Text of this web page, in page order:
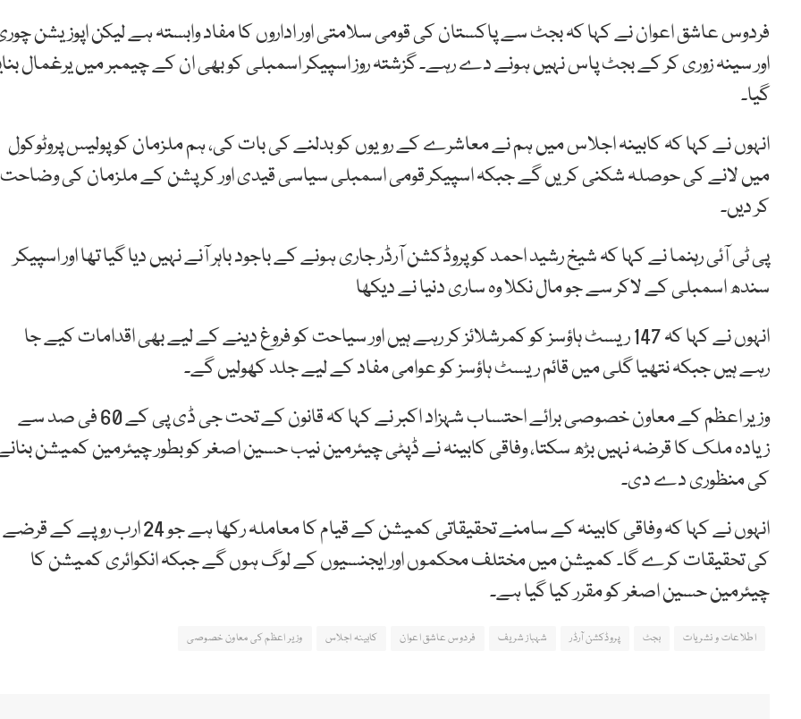
فردوس عاشق اعوان نے کہا کہ بجٹ سے پاکستان کی قومی سلامتی اور اداروں کا مفاد وابستہ ہے لیکن اپوزیشن
اور سینہ زوری کر کے بجٹ پاس نہیں ہونے دے رہے۔ گزشتہ روز اسپیکر اسمبلی کو بھی ان کے چیمبر میں یرغمال
گیا۔
انہوں نے کہا کہ کابینہ اجلاس میں ہم نے معاشرے کے رویوں کو بدلنے کی بات کی، ہم ملزمان کو پولیس پروٹوکول
میں لانے کی حوصلہ شکنی کریں گے جبکہ اسپیکر قومی اسمبلی سیاسی قیدی اور کرپشن کے ملزمان کی وضاحت
کر دیں۔
پی ٹی آئی رہنما نے کہا کہ شیخ رشید احمد کو پروڈکشن آرڈر جاری ہونے کے باجود باہر آنے نہیں دیا گیا تھا اور اسپیکر
سندھ اسمبلی کے لاکر سے جو مال نکلا وہ ساری دنیا نے دیکھا
انہوں نے کہا کہ 147 ریسٹ ہاؤسز کو کمرشلائز کر رہے ہیں اور سیاحت کو فروغ دینے کے لیے بھی اقدامات کیے جا
رہے ہیں جبکہ نتھیا گلی میں قائم ریسٹ ہاؤسز کو عوامی مفاد کے لیے جلد کھولیں گے۔
وزیر اعظم کے معاون خصوصی برائے احتساب شہزاد اکبر نے کہا کہ قانون کے تحت جی ڈی پی کے 60 فی صد سے
زیادہ ملک کا قرضہ نہیں بڑھ سکتا، وفاقی کابینہ نے ڈپٹی چیئرمین نیب حسین اصغر کو بطور چیئرمین کمیشن
کی منظوری دے دی۔
انہوں نے کہا کہ وفاقی کابینہ کے سامنے تحقیقاتی کمیشن کے قیام کا معاملہ رکھا ہے جو 24 ارب روپے کے قرضے
کی تحقیقات کرے گا۔ کمیشن میں مختلف محکموں اور ایجنسیوں کے لوگ ہوں گے جبکہ انکوائری کمیشن کا
چیئرمین حسین اصغر کو مقرر کیا گیا ہے۔
اطلاعات و نشریات بجٹ پروڈکشن آرڈر شہباز شریف فردوس عاشق اعوان کابینہ اجلاس وزیر اعظم کی معاون خصوصی